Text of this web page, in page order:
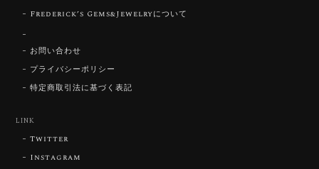
Frederick’s Gems&Jewelryについて
お問い合わせ
プライバシーポリシー
特定商取引法に基づく表記
LINK
Twitter
Instagram